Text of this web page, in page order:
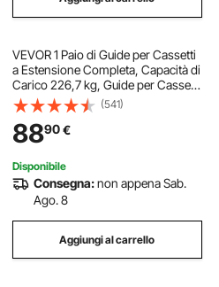
VEVOR 1 Paio di Guide per Cassetti
a Estensione Completa, Capacità di
Carico 226,7 kg, Guide per Cassetti
con Bloccaggio, Cuscinetti a Sfera
con Guida Scorrevole 1555 x 76 x
19,5 mm
(541)
8890€
Disponibile
Consegna:non appena Sab.
Ago. 8
Aggiungi al carrello